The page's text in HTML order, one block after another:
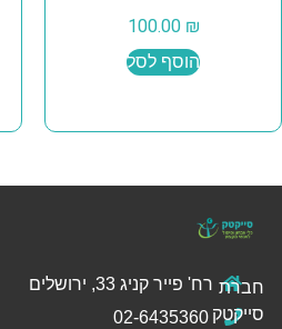
100.00 ₪
הוסף לסל
רח' פייר קניג 33, ירושלים חברת
סייקטק